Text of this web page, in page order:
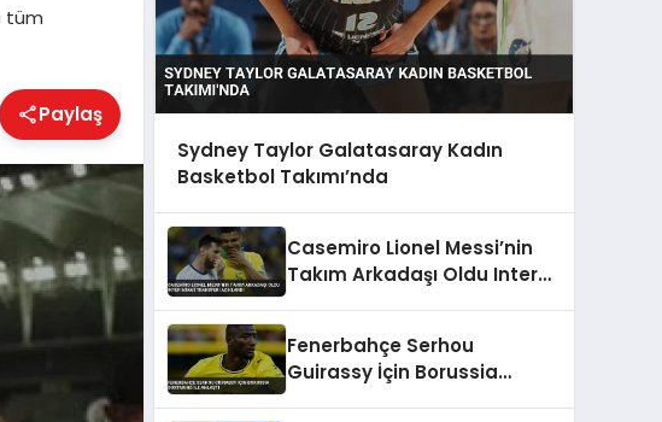
tüm
Paylaş
Sydney Taylor Galatasaray Kadın
Basketbol Takımı’nda
Casemiro Lionel Messi’nin
Takım Arkadaşı Oldu Inter
Fenerbahçe Serhou
Guirassy İçin Borussia